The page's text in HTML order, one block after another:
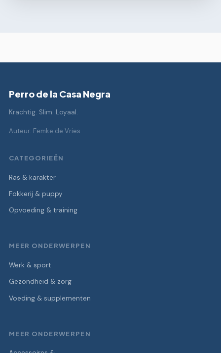
Perro de la Casa Negra
Krachtig. Slim. Loyaal.
Auteur: Femke de Vries
CATEGORIEËN
Ras & karakter
Fokkerij & puppy
Opvoeding & training
MEER ONDERWERPEN
Werk & sport
Gezondheid & zorg
Voeding & supplementen
MEER ONDERWERPEN